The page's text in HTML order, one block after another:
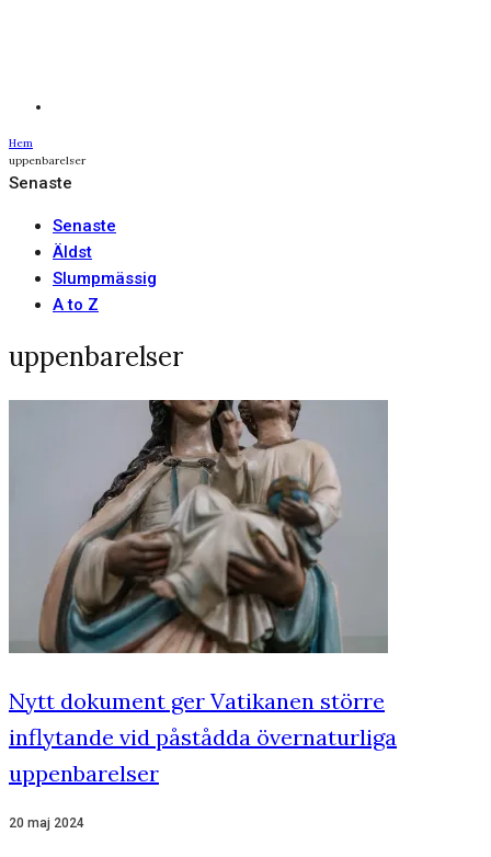
Hem
uppenbarelser
Senaste
Senaste
Äldst
Slumpmässig
A to Z
uppenbarelser
Nytt dokument ger Vatikanen större
inflytande vid påstådda övernaturliga
uppenbarelser
20 maj 2024